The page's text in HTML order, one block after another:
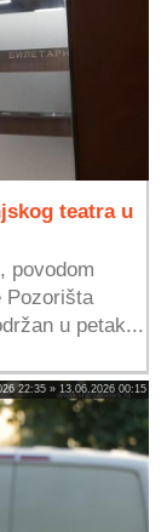
teatra u
povodom
Pozorišta
u petak...
22:35 » 13.06.2026 00:15